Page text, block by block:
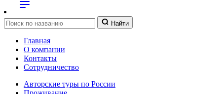
Найти
Главная
О компании
Контакты
Сотрудничество
Авторские туры по России